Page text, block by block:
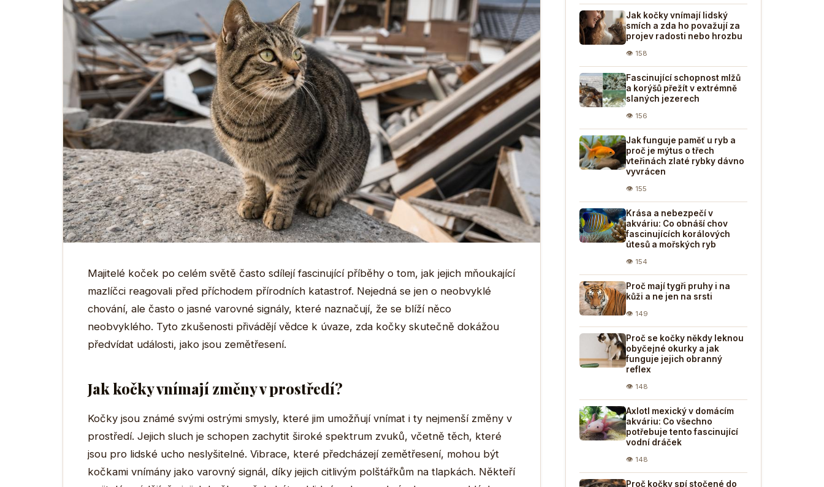
Majitelé koček po celém světě často sdílejí fascinující příběhy o tom, jak jejich mňoukající
mazlíčci reagovali před příchodem přírodních katastrof. Nejedná se jen o neobvyklé
chování, ale často o jasné varovné signály, které naznačují, že se blíží něco
neobvyklého. Tyto zkušenosti přivádějí vědce k úvaze, zda kočky skutečně dokážou
předvídat události, jako jsou zemětřesení.
Jak kočky vnímají změny v prostředí?
Kočky jsou známé svými ostrými smysly, které jim umožňují vnímat i ty nejmenší změny v
prostředí. Jejich sluch je schopen zachytit široké spektrum zvuků, včetně těch, které
jsou pro lidské ucho neslyšitelné. Vibrace, které předcházejí zemětřesení, mohou být
kočkami vnímány jako varovný signál, díky jejich citlivým polštářkům na tlapkách. Někteří
Jak kočky vnímají lidský
smích a zda ho považují za
projev radosti nebo hrozbu
👁 158
Fascinující schopnost mlžů
a korýšů přežít v extrémně
slaných jezerech
👁 156
Jak funguje paměť u ryb a
proč je mýtus o třech
vteřinách zlaté rybky dávno
vyvrácen
👁 155
Krása a nebezpečí v
akváriu: Co obnáší chov
fascinujících korálových
útesů a mořských ryb
👁 154
Proč mají tygři pruhy i na
kůži a ne jen na srsti
👁 149
Proč se kočky někdy leknou
obyčejné okurky a jak
funguje jejich obranný
reflex
👁 148
Axlotl mexický v domácím
akváriu: Co všechno
potřebuje tento fascinující
vodní dráček
👁 148
Proč kočky spí stočené do